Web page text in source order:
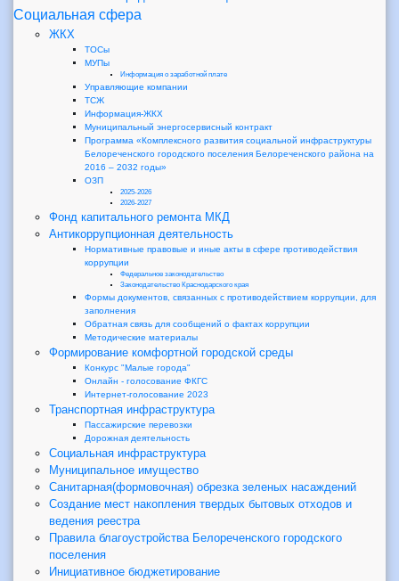
Социальная сфера
ЖКХ
ТОСы
МУПы
Информация о заработной плате
Управляющие компании
ТСЖ
Информация-ЖКХ
Муниципальный энергосервисный контракт
Программа «Комплексного развития социальной инфраструктуры
Белореченского городского поселения Белореченского района на
2016 – 2032 годы»
ОЗП
2025-2026
2026-2027
Фонд капитального ремонта МКД
Антикоррупционная деятельность
Нормативные правовые и иные акты в сфере противодействия
коррупции
Федеральное законодательство
Законодательство Краснодарского края
Формы документов, связанных с противодействием коррупции, для
заполнения
Обратная связь для сообщений о фактах коррупции
Методические материалы
Формирование комфортной городской среды
Конкурс "Малые города"
Онлайн - голосование ФКГС
Интернет-голосование 2023
Транспортная инфраструктура
Пассажирские перевозки
Дорожная деятельность
Социальная инфраструктура
Муниципальное имущество
Санитарная(формовочная) обрезка зеленых насаждений
Создание мест накопления твердых бытовых отходов и
ведения реестра
Правила благоустройства Белореченского городского
поселения
Инициативное бюджетирование